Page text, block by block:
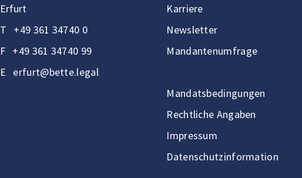
Erfurt
T +49 361 34740 0
F +49 361 34740 99
E erfurt@bette.legal
Karriere
Newsletter
Mandantenumfrage
Mandatsbedingungen
Rechtliche Angaben
Impressum
Datenschutzinformation